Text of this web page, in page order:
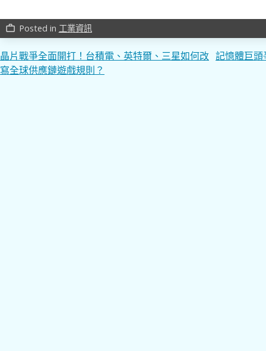
work_outline Posted in 工業資訊
文
章
晶片戰爭全面開打！台積電、英特爾、三星如何改
寫全球供應鏈遊戲規則？
記憶體巨